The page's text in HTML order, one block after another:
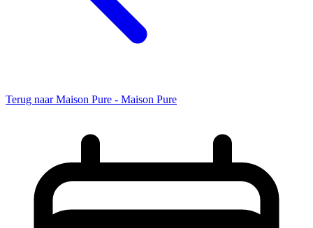
Terug naar Maison Pure - Maison Pure